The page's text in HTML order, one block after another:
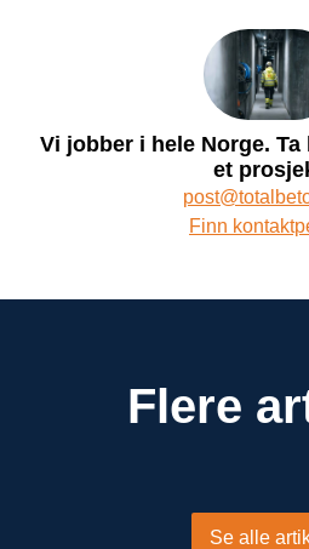
Vi jobber i hele Norge.
et
Finn
Flere
Se alle